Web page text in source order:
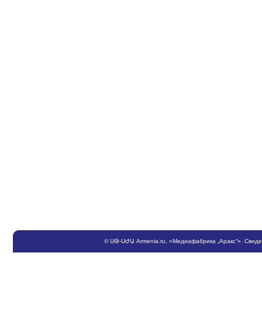
©ՍԹ-ՍԺԱ Armenia.ru , «Медиафабрика „Аракс“».